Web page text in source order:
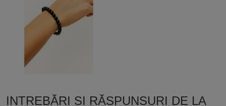
INTREBĂRI SI RĂSPUNSURI DE LA